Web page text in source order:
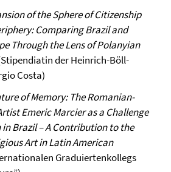
of the Sphere of Citizenship
Comparing Brazil and
Through the Lens of Polanyian
der Heinrich-Böll-
Costa)
of Memory: The Romanian-
Emeric Marcier as a Challenge
Brazil – A Contribution to the
Art in Latin American
Graduiertenkollegs